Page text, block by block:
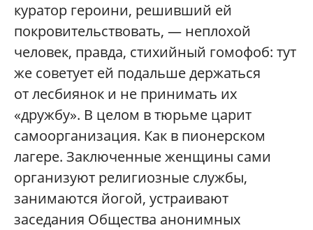
куратор героини, решивший ей
покровительствовать, — неплохой
человек, правда, стихийный гомофоб: тут
же советует ей подальше держаться
от лесбиянок и не принимать их
«дружбу». В целом в тюрьме царит
самоорганизация. Как в пионерском
лагере. Заключенные женщины сами
организуют религиозные службы,
занимаются йогой, устраивают
заседания Общества анонимных